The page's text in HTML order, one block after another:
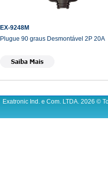
EX-9248M
Plugue 90 graus Desmontável 2P 20A
Exatronic Ind. e Com. LTDA. 2026 ©